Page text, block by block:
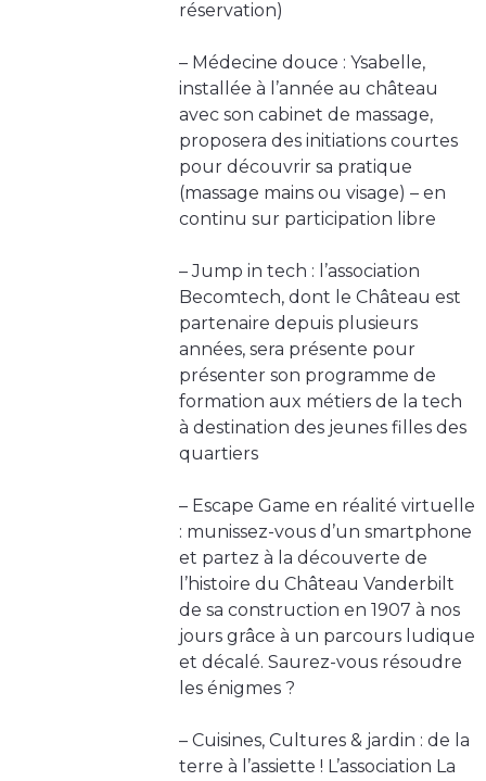
réservation)
– Médecine douce : Ysabelle,
installée à l’année au château
avec son cabinet de massage,
proposera des initiations courtes
pour découvrir sa pratique
(massage mains ou visage) – en
continu sur participation libre
– Jump in tech : l’association
Becomtech, dont le Château est
partenaire depuis plusieurs
années, sera présente pour
présenter son programme de
formation aux métiers de la tech
à destination des jeunes filles des
quartiers
– Escape Game en réalité virtuelle
: munissez-vous d’un smartphone
et partez à la découverte de
l’histoire du Château Vanderbilt
de sa construction en 1907 à nos
jours grâce à un parcours ludique
et décalé. Saurez-vous résoudre
les énigmes ?
– Cuisines, Cultures & jardin : de la
terre à l’assiette ! L’association La